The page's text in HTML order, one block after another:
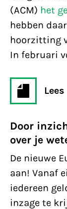
(ACM) het
hebben
hoorzitting
In februari
Door
over je
De nieuwe
aan! Vanaf
iedereen
inzage te